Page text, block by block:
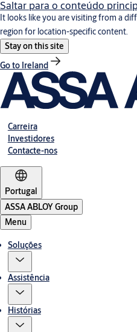
Saltar para o conteúdo
It looks like you are visiting from a
region for location-specific content.
Stay on this site
Go to Ireland
Carreira
Investidores
Contacte-nos
Portugal
ASSA ABLOY Group
Menu
Soluções
Assistência
Histórias